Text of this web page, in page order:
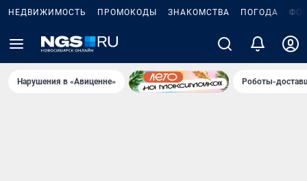
НЕДВИЖИМОСТЬ ПРОМОКОДЫ ЗНАКОМСТВА ПОГОДА
Нарушения в «Авиценне» Роботы-